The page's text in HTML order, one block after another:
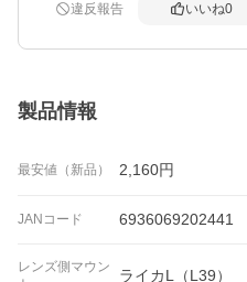
違反報告 いいね0
製品情報
最安値（新品） 2,160円
JANコード 6936069202441
レンズ側マウン
ライカL（L39）